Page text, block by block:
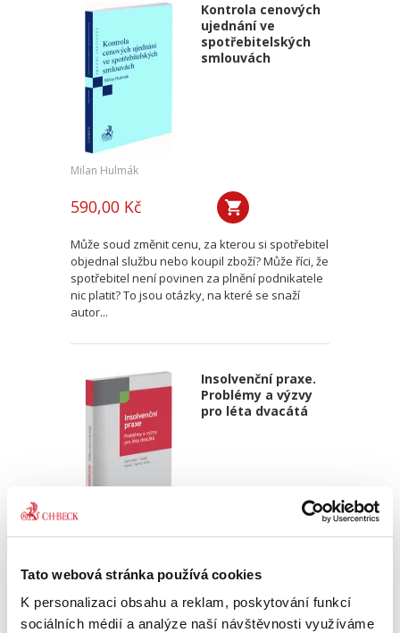
Tato webová stránka používá cookies
K personalizaci obsahu a reklam, poskytování funkcí
sociálních médií a analýze naší návštěvnosti využíváme
Kontrola cenových
ujednání ve
spotřebitelských
smlouvách
Milan Hulmák
590,00 Kč
Může soud změnit cenu, za kterou si spotřebitel
objednal službu nebo koupil zboží? Může říci, že
spotřebitel není povinen za plnění podnikatele
nic platit? To jsou otázky, na které se snaží
autor...
Insolvenční praxe.
Problémy a výzvy
pro léta dvacátá
Jaroslav Schönfeld,Michal Kuděj,Bohumil Havel,Petr Sprinz,a
390,00 Kč
Kniha obsahuje patnáct vzájemně provázaných